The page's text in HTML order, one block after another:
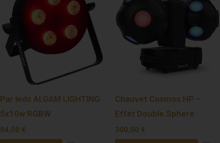
Par leds ALGAM LIGHTING
5x10w RGBW
94,00 €
Chauvet Cosmos HP –
Effet Double Sphere
300,00 €